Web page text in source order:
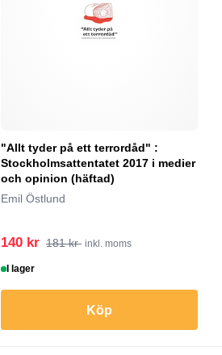
"Allt tyder på ett terrordåd" :
Stockholmsattentatet 2017 i medier
och opinion (häftad)
Emil Östlund
140 kr 181 kr inkl. moms
I lager
Köp